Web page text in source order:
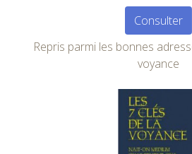
Consulter
Repris parmi les bonnes
voyance